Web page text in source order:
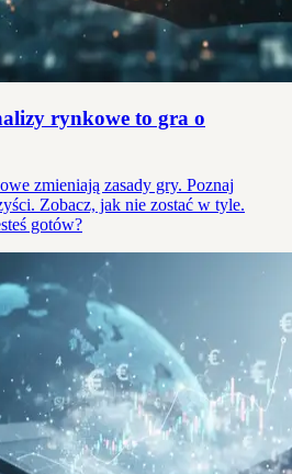
rynkowe to gra o
zmieniają zasady gry. Poznaj
Zobacz, jak nie zostać w tyle.
gotów?